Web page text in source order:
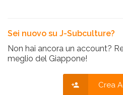
Sei nuovo su J-Subculture?
Non hai ancora un account?
meglio del Giappone!
Crea